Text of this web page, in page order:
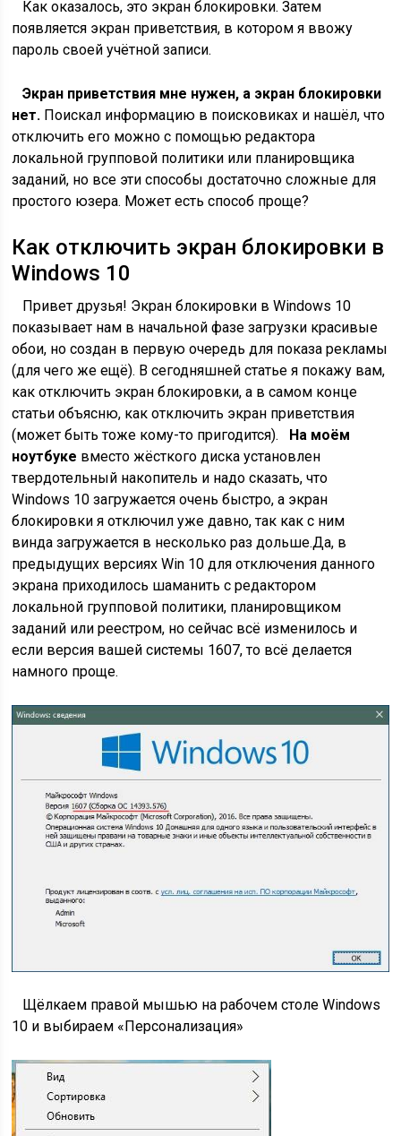
Как оказалось, это экран блокировки. Затем
появляется экран приветствия, в котором я ввожу
пароль своей учётной записи.
Экран приветствия мне нужен, а экран блокировки
нет. Поискал информацию в поисковиках и нашёл, что
отключить его можно с помощью редактора
локальной групповой политики или планировщика
заданий, но все эти способы достаточно сложные для
простого юзера. Может есть способ проще?
Как отключить экран блокировки в
Windows 10
Привет друзья! Экран блокировки в Windows 10
показывает нам в начальной фазе загрузки красивые
обои, но создан в первую очередь для показа рекламы
(для чего же ещё). В сегодняшней статье я покажу вам,
как отключить экран блокировки, а в самом конце
статьи объясню, как отключить экран приветствия
(может быть тоже кому-то пригодится).
На моём
ноутбуке вместо жёсткого диска установлен
твердотельный накопитель и надо сказать, что
Windows 10 загружается очень быстро, а экран
блокировки я отключил уже давно, так как с ним
винда загружается в несколько раз дольше.Да, в
предыдущих версиях Win 10 для отключения данного
экрана приходилось шаманить с редактором
локальной групповой политики, планировщиком
заданий или реестром, но сейчас всё изменилось и
если версия вашей системы 1607, то всё делается
намного проще.
Щёлкаем правой мышью на рабочем столе Windows
10 и выбираем «Персонализация»